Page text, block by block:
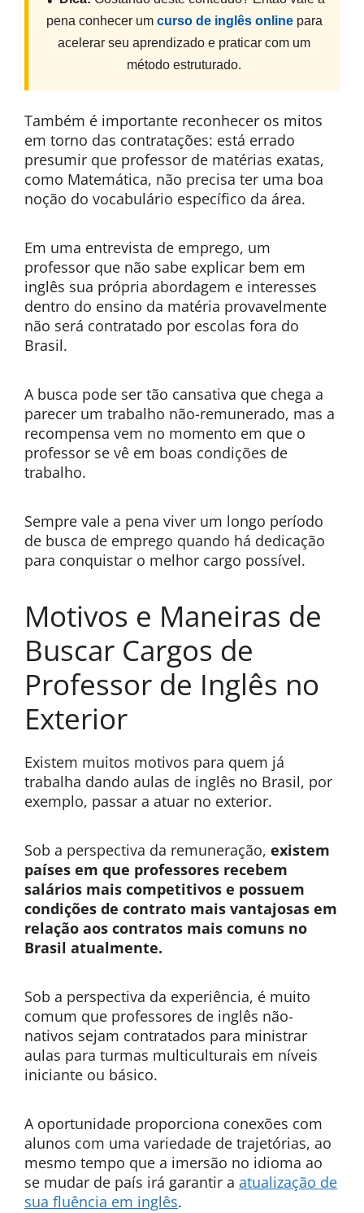
pena conhecer um curso de inglês onlinepara
acelerar seu aprendizado e praticar com um
método estruturado.
Também é importante reconhecer os mitos
em torno das contratações: está errado
presumir que professor de matérias exatas,
como Matemática, não precisa ter uma boa
noção do vocabulário específico da área.
Em uma entrevista de emprego, um
professor que não sabe explicar bem em
inglês sua própria abordagem e interesses
dentro do ensino da matéria provavelmente
não será contratado por escolas fora do
Brasil.
A busca pode ser tão cansativa que chega a
parecer um trabalho não-remunerado, mas a
recompensa vem no momento em que o
professor se vê em boas condições de
trabalho.
Sempre vale a pena viver um longo período
de busca de emprego quando há dedicação
para conquistar o melhor cargo possível.
Motivos e Maneiras de
Buscar Cargos de
Professor de Inglês no
Exterior
Existem muitos motivos para quem já
trabalha dando aulas de inglês no Brasil, por
exemplo, passar a atuar no exterior.
Sob a perspectiva da remuneração, existem
países em que professores recebem
salários mais competitivos e possuem
condições de contrato mais vantajosas em
relação aos contratos mais comuns no
Brasil atualmente.
Sob a perspectiva da experiência, é muito
comum que professores de inglês não-
nativos sejam contratados para ministrar
aulas para turmas multiculturais em níveis
iniciante ou básico.
A oportunidade proporciona conexões com
alunos com uma variedade de trajetórias, ao
mesmo tempo que a imersão no idioma ao
se mudar de país irá garantir a atualização de
sua fluência em inglês.